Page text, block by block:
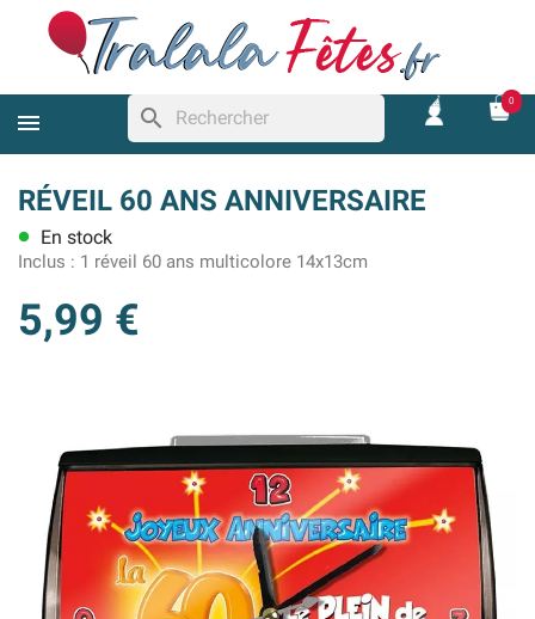
search
0
RÉVEIL 60 ANS ANNIVERSAIRE
lens En stock
Inclus : 1 réveil 60 ans multicolore 14x13cm
5,99 €